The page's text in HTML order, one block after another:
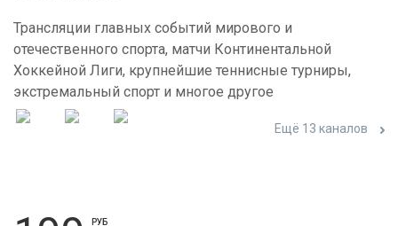
Трансляции главных событий мирового и
отечественного спорта, матчи Континентальной
Хоккейной Лиги, крупнейшие теннисные турниры,
экстремальный спорт и многое другое
Ещё 13 каналов
РУБ